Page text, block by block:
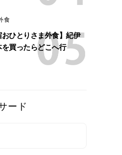
食
おひとりさま外食】紀伊
を買ったらどこへ行
ード